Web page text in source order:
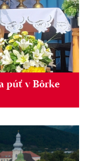
púť v Bôrke